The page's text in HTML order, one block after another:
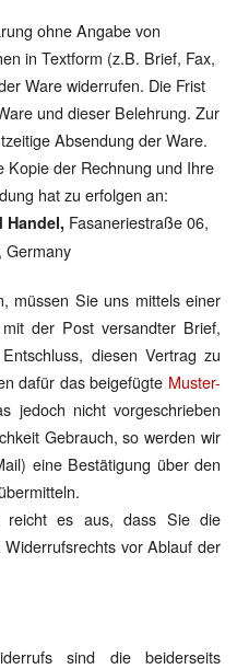
ohne Angabe von
in Textform (z.B. Brief, Fax,
Ware widerrufen. Die Frist
und dieser Belehrung. Zur
Absendung der Ware.
Kopie der Rechnung und Ihre
hat zu erfolgen an:
Handel, Fasaneriestraße 06,
Germany
müssen Sie uns mittels einer
der Post versandter Brief,
diesen Vertrag zu
dafür das beigefügte Muster-
jedoch nicht vorgeschrieben
Gebrauch, so werden wir
eine Bestätigung über den
reicht es aus, dass Sie die
vor Ablauf der
sind die beiderseits